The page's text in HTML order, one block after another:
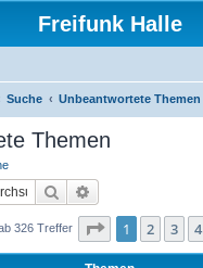
Freifunk Halle
Suche Unbeantwortete Themen
Themen
Suche
326 Treffer Seite 1von
1 2 3 4